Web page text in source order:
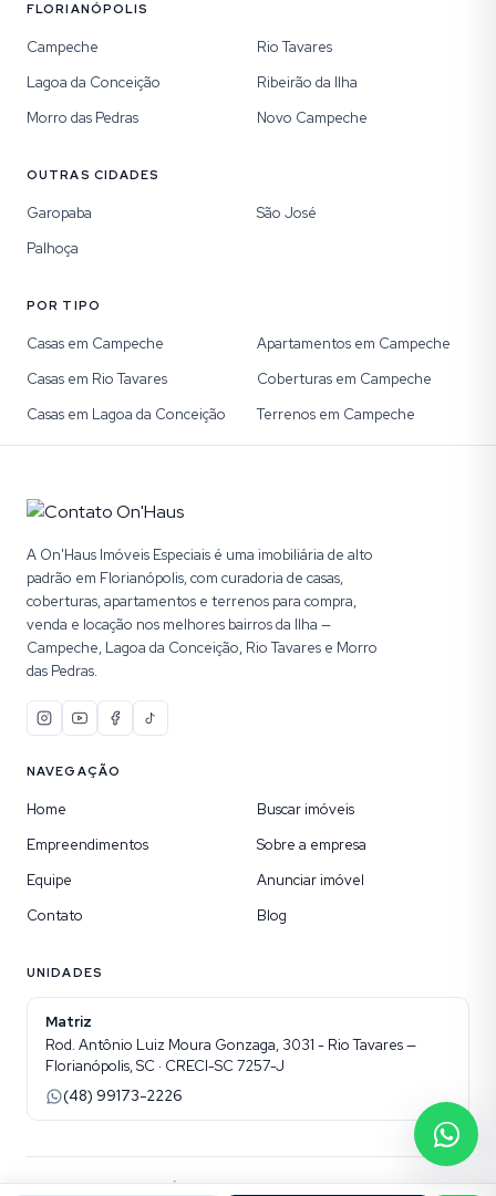
FLORIANÓPOLIS
Campeche
Rio Tavares
Lagoa da Conceição
Ribeirão da Ilha
Morro das Pedras
Novo Campeche
OUTRAS CIDADES
Garopaba
São José
Palhoça
POR TIPO
Casas em Campeche
Apartamentos em Campeche
Casas em Rio Tavares
Coberturas em Campeche
Casas em Lagoa da Conceição
Terrenos em Campeche
A On'Haus Imóveis Especiais é uma imobiliária de alto
padrão em Florianópolis, com curadoria de casas,
coberturas, apartamentos e terrenos para compra,
venda e locação nos melhores bairros da Ilha —
Campeche, Lagoa da Conceição, Rio Tavares e Morro
das Pedras.
NAVEGAÇÃO
Home
Buscar imóveis
Empreendimentos
Sobre a empresa
Equipe
Anunciar imóvel
Contato
Blog
UNIDADES
Matriz
Rod. Antônio Luiz Moura Gonzaga, 3031 - Rio Tavares —
Florianópolis, SC · CRECI-SC 7257-J
(48) 99173-2226
©2026ONHAUS IMÓVEIS ESPECIAIS. Todos os direitos reservados.